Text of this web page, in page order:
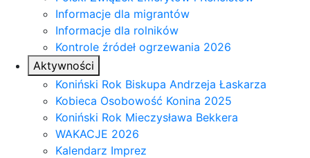
Informacje dla migrantów
Informacje dla rolników
Kontrole źródeł ogrzewania 2026
Aktywności
Koniński Rok Biskupa Andrzeja Łaskarza
Kobieca Osobowość Konina 2025
Koniński Rok Mieczysława Bekkera
WAKACJE 2026
Kalendarz Imprez